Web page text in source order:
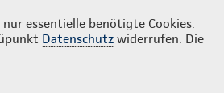
essentielle benötigte Cookies.
Datenschutz widerrufen. Die
Kontakt 02361 9437991